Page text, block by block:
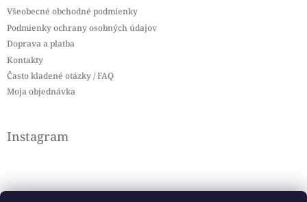
Všeobecné obchodné podmienky
Podmienky ochrany osobných údajov
Doprava a platba
Kontakty
Často kladené otázky / FAQ
Moja objednávka
Instagram